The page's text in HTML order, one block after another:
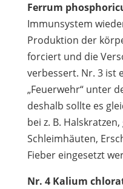
Ferrum
Immunsystem
Produktion der
forciert und die
verbessert. Nr. 3 ist
„Feuerwehr“ unter
deshalb sollte es
bei z. B.
Schleimhäuten,
Fieber eingesetzt
Nr. 4 Kalium